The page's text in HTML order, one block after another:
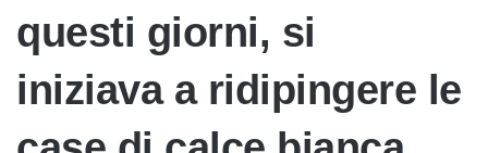
questi giorni, si
iniziava a ridipingere le